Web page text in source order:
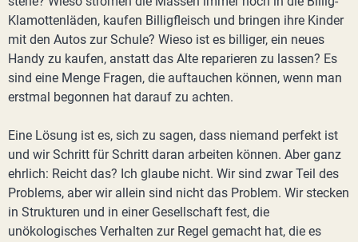
Klamottenläden, kaufen Billigfleisch und bringen ihre Kinder
mit den Autos zur Schule? Wieso ist es billiger, ein neues
Handy zu kaufen, anstatt das Alte reparieren zu lassen? Es
sind eine Menge Fragen, die auftauchen können, wenn man
erstmal begonnen hat darauf zu achten.
Eine Lösung ist es, sich zu sagen, dass niemand perfekt ist
und wir Schritt für Schritt daran arbeiten können. Aber ganz
ehrlich: Reicht das? Ich glaube nicht. Wir sind zwar Teil des
Problems, aber wir allein sind nicht das Problem. Wir stecken
in Strukturen und in einer Gesellschaft fest, die
unökologisches Verhalten zur Regel gemacht hat, die es